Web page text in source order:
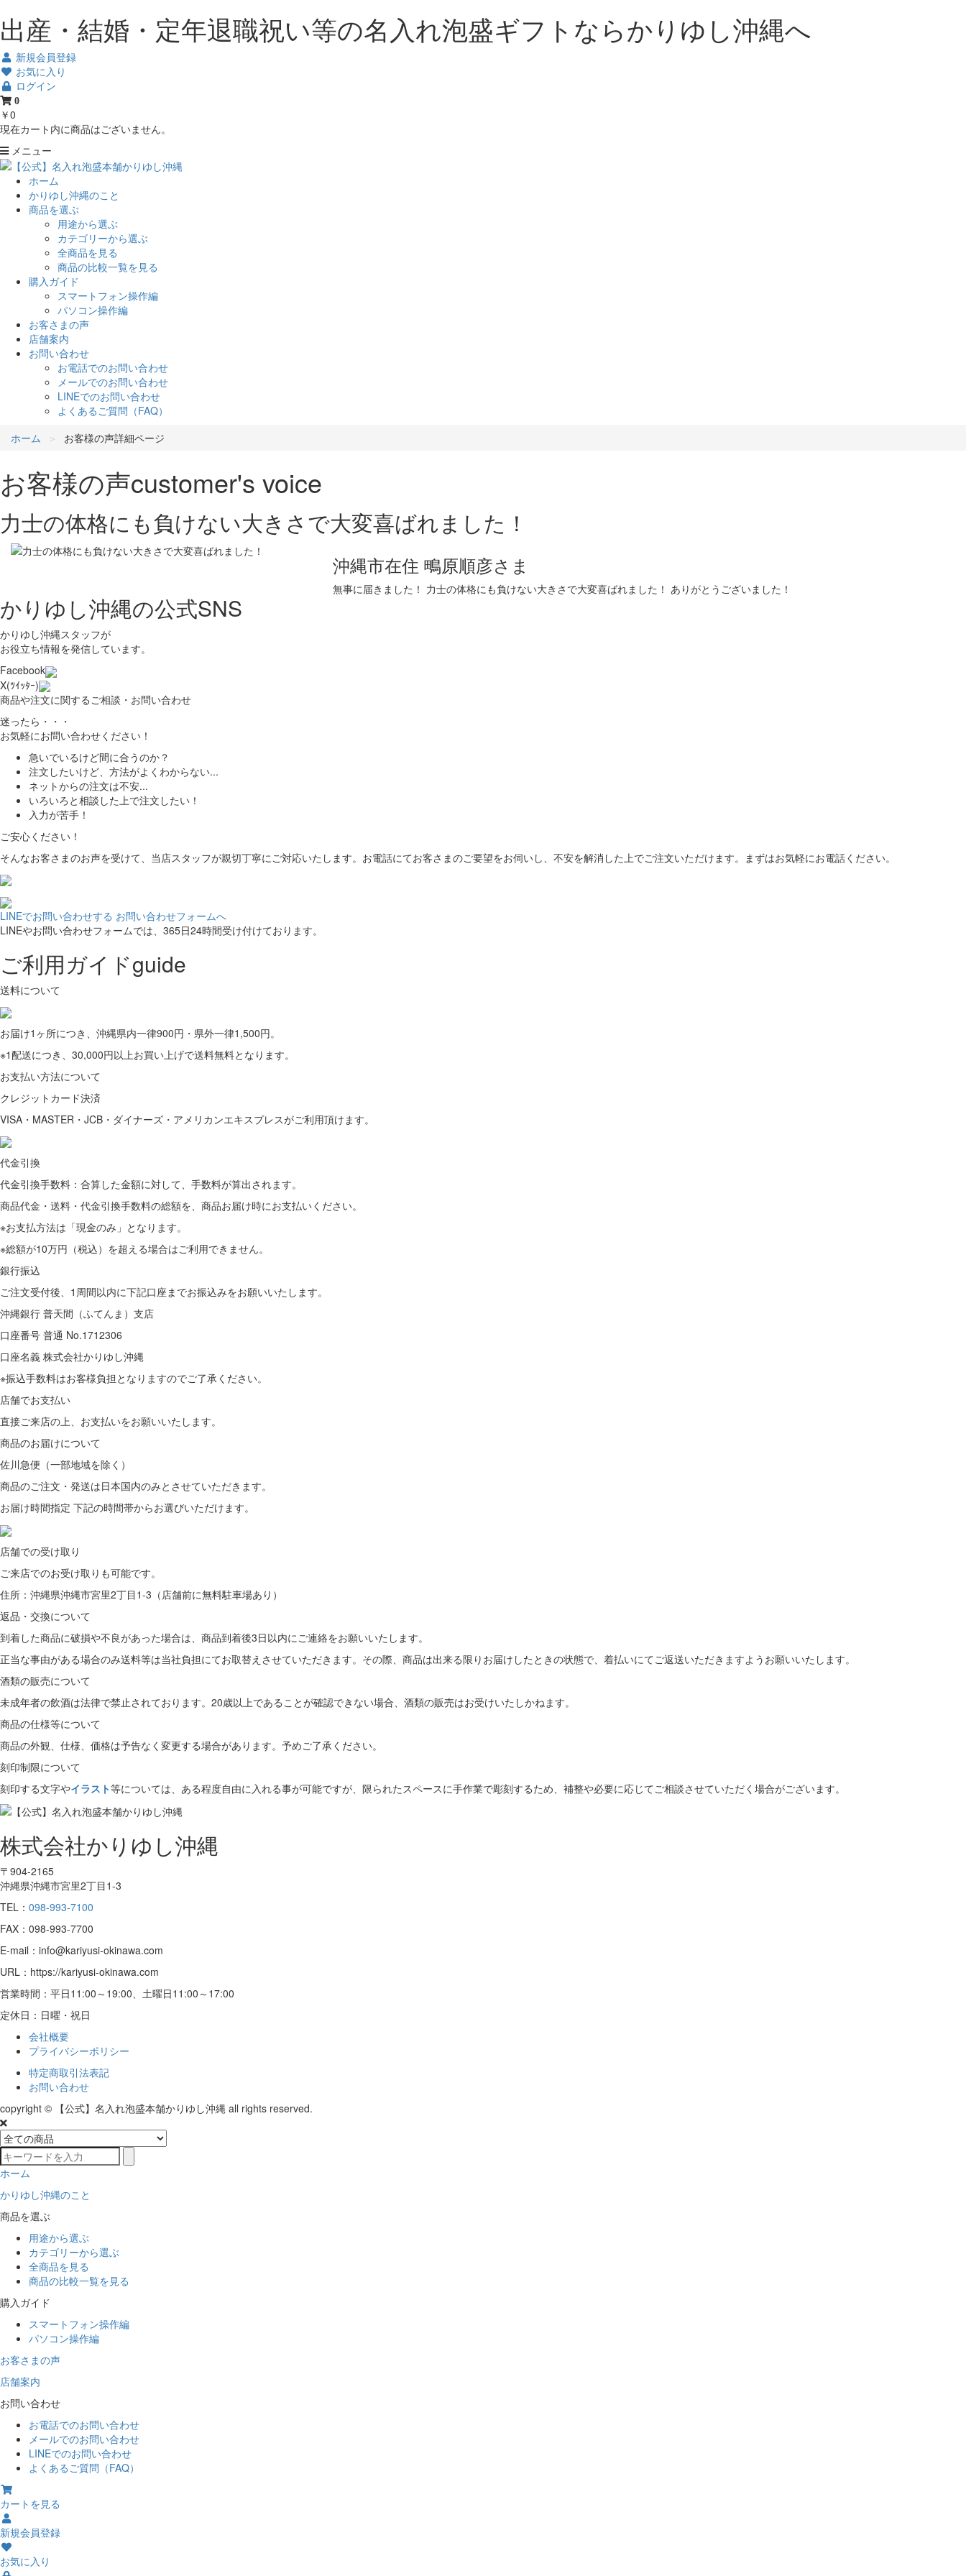
出産・結婚・定年退職祝い等の名入れ泡盛ギフトならかりゆし沖縄へ
新規会員登録
お気に入り
ログイン
0
￥0
現在カート内に商品はございません。
メニュー
ホーム
かりゆし沖縄のこと
商品を選ぶ
用途から選ぶ
カテゴリーから選ぶ
全商品を見る
商品の比較一覧を見る
購入ガイド
スマートフォン操作編
パソコン操作編
お客さまの声
店舗案内
お問い合わせ
お電話でのお問い合わせ
メールでのお問い合わせ
LINEでのお問い合わせ
よくあるご質問（FAQ）
ホーム
お客様の声詳細ページ
お客様の声customer's voice
力士の体格にも負けない大きさで大変喜ばれました！
沖縄市在住 鴫原順彦さま
無事に届きました！ 力士の体格にも負けない大きさで大変喜ばれました！ ありがとうございました！
かりゆし沖縄の公式SNS
かりゆし沖縄スタッフが
お役立ち情報を発信しています。
Facebook
X(ﾂｲｯﾀｰ)
商品や注文に関するご相談・お問い合わせ
迷ったら・・・
お気軽にお問い合わせください！
急いでいるけど間に合うのか？
注文したいけど、方法がよくわからない...
ネットからの注文は不安...
いろいろと相談した上で注文したい！
入力が苦手！
ご安心ください！
そんなお客さまのお声を受けて、当店スタッフが親切丁寧にご対応いたします。お電話にてお客さまのご要望をお伺いし、不安を解消した上でご注文いただけます。まずはお気軽にお電話ください。
LINEでお問い合わせする お問い合わせフォームへ
LINEやお問い合わせフォームでは、365日24時間受け付けております。
ご利用ガイドguide
送料について
お届け1ヶ所につき、沖縄県内一律900円・県外一律1,500円。
※1配送につき、30,000円以上お買い上げで送料無料となります。
お支払い方法について
クレジットカード決済
VISA・MASTER・JCB・ダイナーズ・アメリカンエキスプレスがご利用頂けます。
代金引換
代金引換手数料：合算した金額に対して、手数料が算出されます。
商品代金・送料・代金引換手数料の総額を、商品お届け時にお支払いください。
※お支払方法は「現金のみ」となります。
※総額が10万円（税込）を超える場合はご利用できません。
銀行振込
ご注文受付後、1周間以内に下記口座までお振込みをお願いいたします。
沖縄銀行 普天間（ふてんま）支店
口座番号 普通 No.1712306
口座名義 株式会社かりゆし沖縄
※振込手数料はお客様負担となりますのでご了承ください。
店舗でお支払い
直接ご来店の上、 お支払いをお願いいたします。
商品のお届けについて
佐川急便（一部地域を除く）
商品のご注文・発送は日本国内のみとさせていただきます。
お届け時間指定 下記の時間帯からお選びいただけます。
店舗での受け取り
ご来店でのお受け取りも可能です。
住所：沖縄県沖縄市宮里2丁目1-3（店舗前に無料駐車場あり）
返品・交換について
到着した商品に破損や不良があった場合は、商品到着後3日以内にご連絡をお願いいたします。
正当な事由がある場合のみ送料等は当社負担にてお取替えさせていただきます。その際、商品は出来る限りお届けしたときの状態で、着払いにてご返送いただきますようお願いいたします。
酒類の販売について
未成年者の飲酒は法律で禁止されております。20歳以上であることが確認できない場合、酒類の販売はお受けいたしかねます。
商品の仕様等について
商品の外観、仕様、価格は予告なく変更する場合があります。予めご了承ください。
刻印制限について
刻印する文字やイラスト等については、ある程度自由に入れる事が可能ですが、限られたスペースに手作業で彫刻するため、補整や必要に応じてご相談させていただく場合がございます。
株式会社かりゆし沖縄
〒904-2165
沖縄県沖縄市宮里2丁目1-3
TEL： 098-993-7100
FAX：098-993-7700
E-mail：info@kariyusi-okinawa.com
URL：https://kariyusi-okinawa.com
営業時間：平日11:00～19:00、土曜日11:00～17:00
定休日：日曜・祝日
会社概要
プライバシーポリシー
特定商取引法表記
お問い合わせ
copyright © 【公式】名入れ泡盛本舗かりゆし沖縄 all rights reserved.
ホーム
かりゆし沖縄のこと
商品を選ぶ
用途から選ぶ
カテゴリーから選ぶ
全商品を見る
商品の比較一覧を見る
購入ガイド
スマートフォン操作編
パソコン操作編
お客さまの声
店舗案内
お問い合わせ
お電話でのお問い合わせ
メールでのお問い合わせ
LINEでのお問い合わせ
よくあるご質問（FAQ）
カートを見る
新規会員登録
お気に入り